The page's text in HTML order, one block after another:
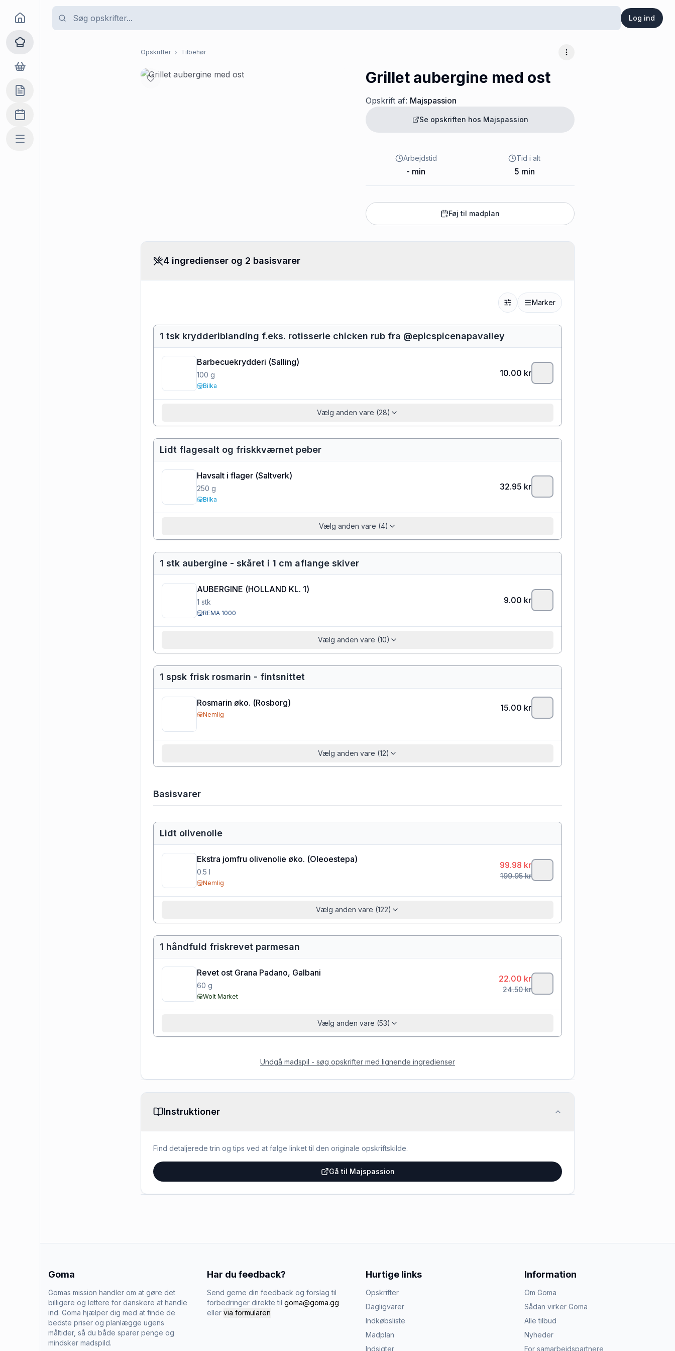
Log ind
Goma
Opskrifter
Dagligvarer
Indkøbslisten
Madplan
Mere
Opskrifter Tilbehør Flere muligheder
Grillet aubergine med ost
Opskrift af: Majspassion
Se opskriften hos Majspassion
Arbejdstid
- min
Tid i alt
5 min
Føj til madplan
4 ingredienser og 2 basisvarer
Marker
1 tsk krydderiblanding f.eks. rotisserie chicken rub fra @epicspicenapavalley
Barbecuekrydderi (Salling)
100 g
Bilka
10.00 kr
Vælg anden vare (28)
Lidt flagesalt og friskkværnet peber
Havsalt i flager (Saltverk)
250 g
Bilka
32.95 kr
Vælg anden vare (4)
1 stk aubergine - skåret i 1 cm aflange skiver
AUBERGINE (HOLLAND KL. 1)
1 stk
REMA 1000
9.00 kr
Vælg anden vare (10)
1 spsk frisk rosmarin - fintsnittet
Rosmarin øko. (Rosborg)
Nemlig
15.00 kr
Vælg anden vare (12)
Basisvarer
Lidt olivenolie
Ekstra jomfru olivenolie øko. (Oleoestepa)
0.5 l
Nemlig
99.98 kr
199.95kr
Vælg anden vare (122)
1 håndfuld friskrevet parmesan
Revet ost Grana Padano, Galbani
60 g
Wolt Market
22.00 kr
24.50kr
Vælg anden vare (53)
Undgå madspil - søg opskrifter med lignende ingredienser
Instruktioner
Find detaljerede trin og tips ved at følge linket til den originale opskriftskilde.
Gå til Majspassion
Goma
Gomas mission handler om at gøre det
billigere og lettere for danskere at handle
ind. Goma hjælper dig med at finde de
bedste priser og planlægge ugens
måltider, så du både sparer penge og
mindsker madspild.
Har du feedback?
Send gerne din feedback og forslag til
forbedringer direkte til goma@goma.gg
eller via formularen
Hurtige links
Opskrifter
Dagligvarer
Indkøbsliste
Madplan
Indsigter
Information
Om Goma
Sådan virker Goma
Alle tilbud
Nyheder
For samarbejdspartnere